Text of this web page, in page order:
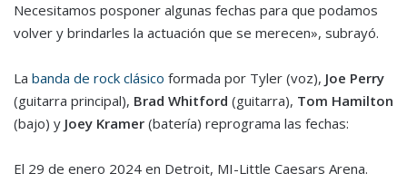
Necesitamos posponer algunas fechas para que podamos
volver y brindarles la actuación que se merecen», subrayó.
La banda de rock clásico formada por Tyler (voz), Joe Perry
(guitarra principal), Brad Whitford (guitarra), Tom Hamilton
(bajo) y Joey Kramer (batería) reprograma las fechas:
El 29 de enero 2024 en Detroit, MI-Little Caesars Arena.